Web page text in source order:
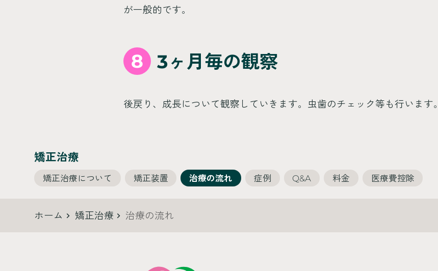
が一般的です。
8 3ヶ月毎の観察
後戻り、成長について観察していきます。虫歯のチェック等も行います。
矯正治療
矯正治療について 矯正装置 治療の流れ 症例 Q&A 料金 医療費控除
ホーム 矯正治療 治療の流れ